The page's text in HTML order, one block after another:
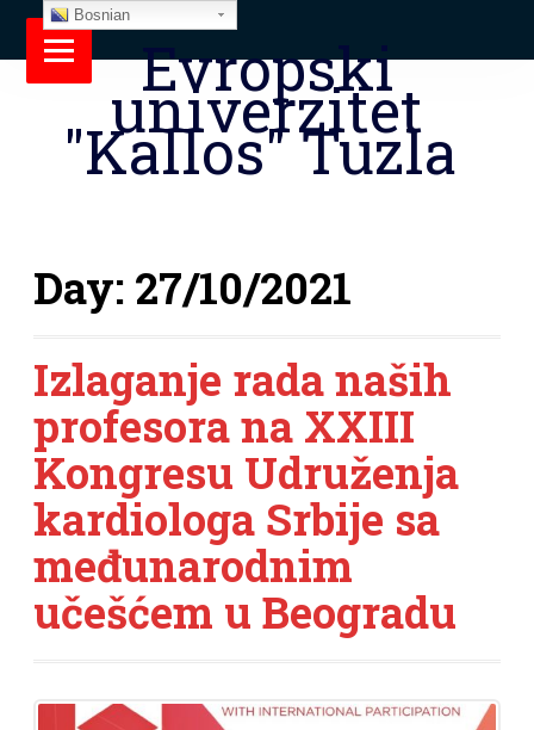
Evropski
univerzitet
"Kallos" Tuzla
Day: 27/10/2021
Izlaganje rada naših
profesora na XXIII
Kongresu Udruženja
kardiologa Srbije sa
međunarodnim
učešćem u Beogradu
Bosnian